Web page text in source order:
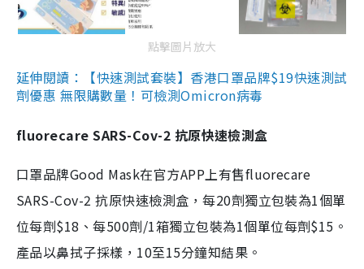
點擊圖片放大
延伸閱讀：【快速測試套裝】香港口罩品牌$19快速測試
劑優惠 無限購數量！可檢測Omicron病毒
fluorecare SARS-Cov-2 抗原快速檢測盒
口罩品牌Good Mask在官方APP上有售fluorecare
SARS-Cov-2 抗原快速檢測盒，每20劑獨立包裝為1個單
位每劑$18、每500劑/1箱獨立包裝為1個單位每劑$15。
產品以鼻拭子採樣，10至15分鐘知結果。